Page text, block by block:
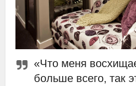
«Что меня
больше всего, так